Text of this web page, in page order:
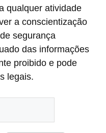
qualquer atividade
a conscientização
segurança
das informações
proibido e pode
legais.